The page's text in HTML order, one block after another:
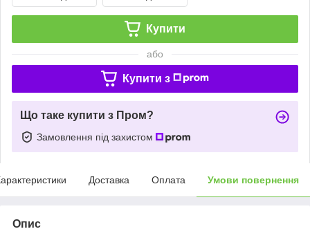
Купити
або
Купити з
Що таке купити з Пром?
Замовлення під захистом
Доставка Оплата Умови повернення
Опис